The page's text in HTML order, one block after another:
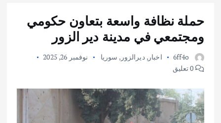
حملة نظافة واسعة بتعاون حكومي
ومجتمعي في مدينة دير الزور
6ff4o اخبار ,ديرالزور , سوريا
نوفمبر 26, 2025